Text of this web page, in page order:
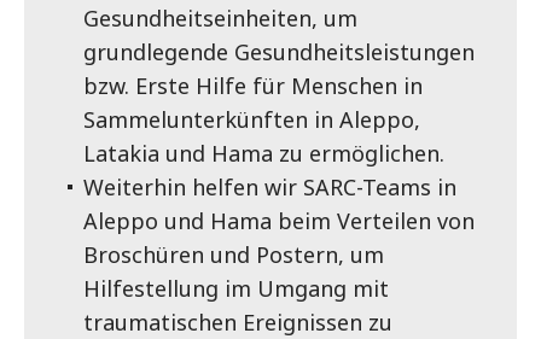
Gesundheitseinheiten, um
grundlegende Gesundheitsleistungen
bzw. Erste Hilfe für Menschen in
Sammelunterkünften in Aleppo,
Latakia und Hama zu ermöglichen.
Weiterhin helfen wir SARC-Teams in
Aleppo und Hama beim Verteilen von
Broschüren und Postern, um
Hilfestellung im Umgang mit
traumatischen Ereignissen zu